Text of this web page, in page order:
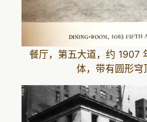
餐厅，第五大道，约
体，带有圆形穹